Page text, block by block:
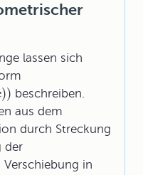
lassen sich
)) beschreiben.
aus dem
durch Streckung
der
in